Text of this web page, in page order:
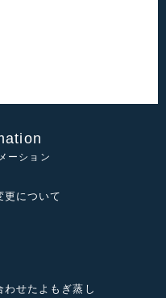
ーション
更について
わせたよもぎ蒸し